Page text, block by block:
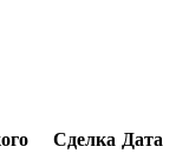
Сделка Дата